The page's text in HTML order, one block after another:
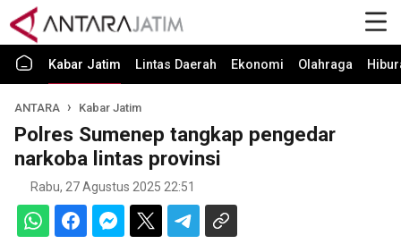
Kabar Jatim Lintas Daerah Ekonomi Olahraga
ANTARA Kabar Jatim
Polres Sumenep tangkap pengedar
narkoba lintas provinsi
Rabu, 27 Agustus 2025 22:51